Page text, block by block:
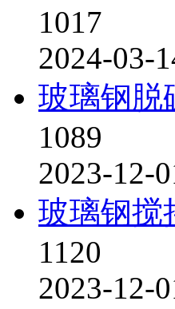
1017
2024-03-
玻璃钢脱
1089
2023-12-
玻璃钢搅
1120
2023-12-